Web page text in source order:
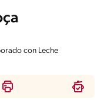
con Leche